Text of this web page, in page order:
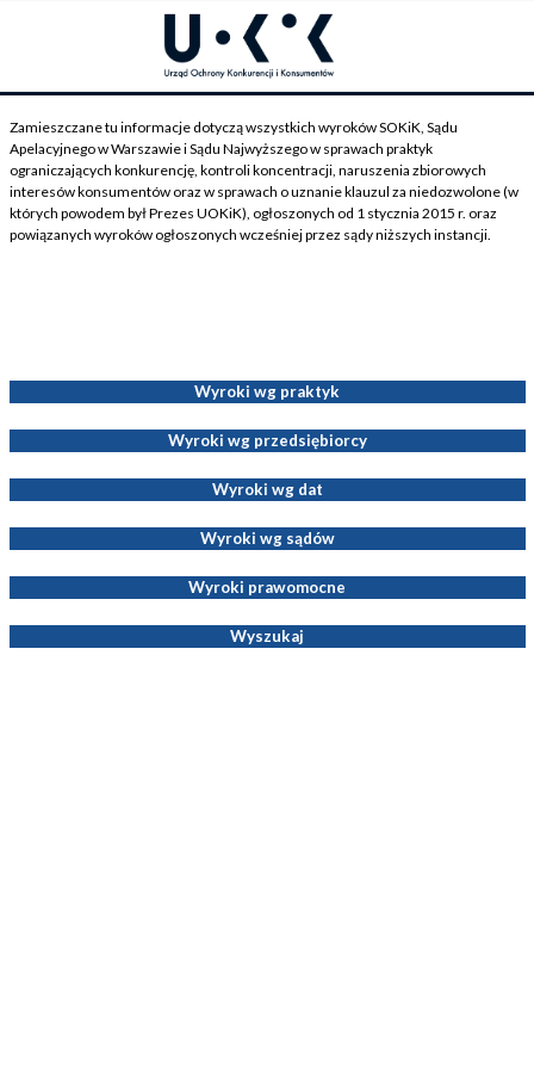
Zamieszczane tu informacje dotyczą wszystkich wyroków SOKiK, Sądu
Apelacyjnego w Warszawie i Sądu Najwyższego w sprawach praktyk
ograniczających konkurencję, kontroli koncentracji, naruszenia zbiorowych
interesów konsumentów oraz w sprawach o uznanie klauzul za niedozwolone (w
których powodem był Prezes UOKiK), ogłoszonych od 1 stycznia 2015 r. oraz
powiązanych wyroków ogłoszonych wcześniej przez sądy niższych instancji.
Wyroki wg praktyk
Wyroki wg przedsiębiorcy
Wyroki wg dat
Wyroki wg sądów
Wyroki prawomocne
Wyszukaj